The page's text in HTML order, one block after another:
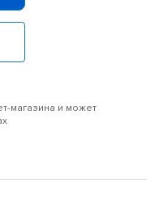
магазина и может